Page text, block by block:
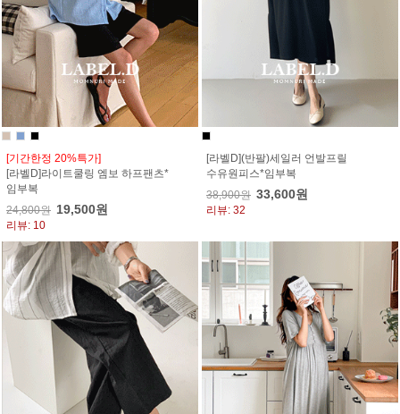
[기간한정 20%특가]
[라벨D]라이트쿨링 엠보 하프팬츠*
임부복
24,800원 19,500원
리뷰: 10
[라벨D](반팔)세일러 언발프릴
수유원피스*임부복
38,900원 33,600원
리뷰: 32